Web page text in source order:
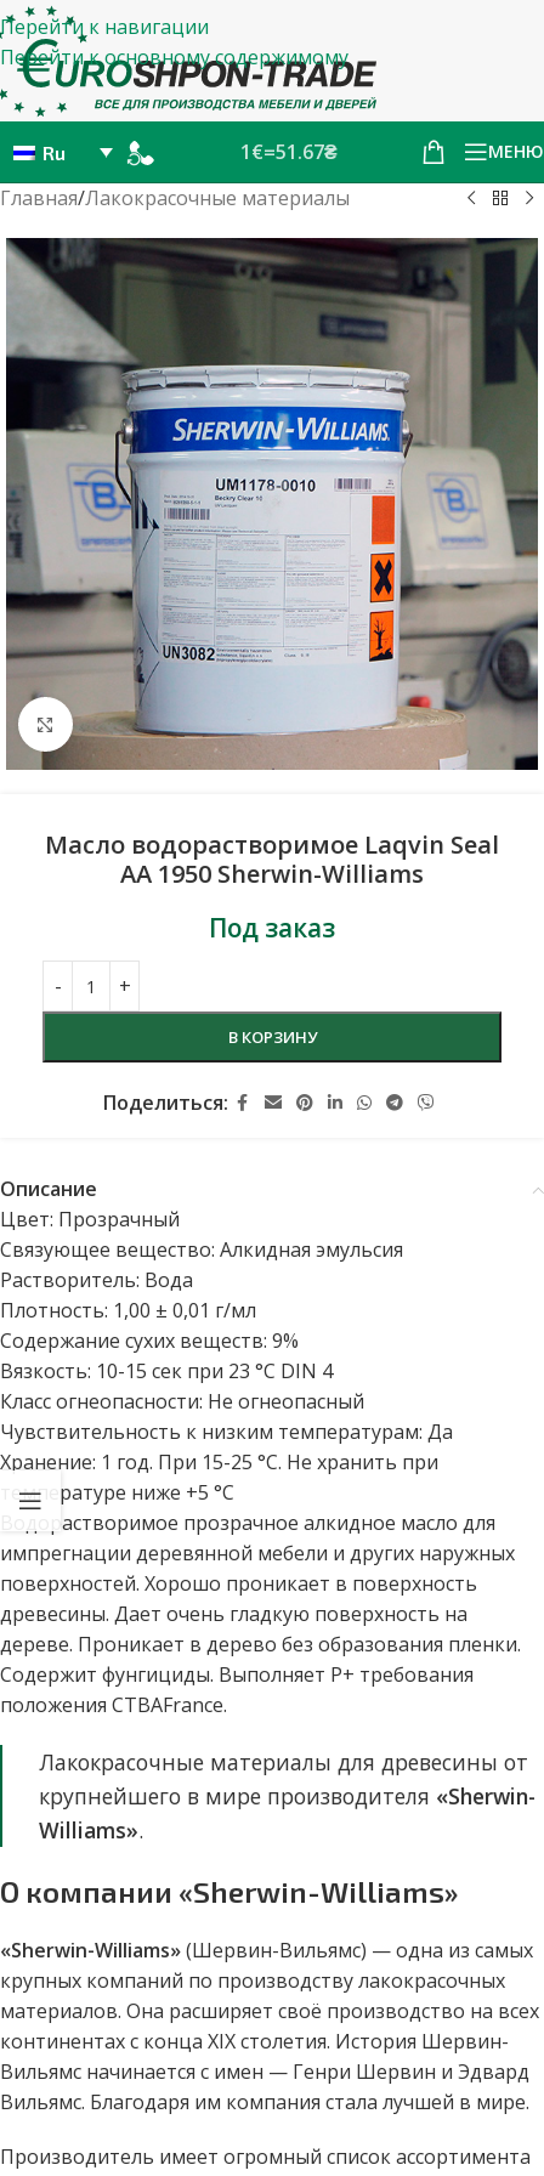
Перейти к навигации
Перейти к основному содержимому
Ru 1€=51.67₴ МЕНЮ
Главная/Лакокрасочные материалы
Нажмите, чтобы увеличить
Масло водорастворимое Laqvin Seal
АА 1950 Sherwin-Williams
Под заказ
В КОРЗИНУ
Поделиться:
Описание
Цвет: Прозрачный
Связующее вещество: Алкидная эмульсия
Растворитель: Вода
Плотность: 1,00 ± 0,01 г/мл
Содержание сухих веществ: 9%
Вязкость: 10-15 сек при 23 °C DIN 4
Класс огнеопасности: Не огнеопасный
Чувствительность к низким температурам: Да
Хранение: 1 год. При 15-25 °C. Не хранить при
температуре ниже +5 °C
Водорастворимое прозрачное алкидное масло для
импрегнации деревянной мебели и других наружных
поверхностей. Хорошо проникает в поверхность
древесины. Дает очень гладкую поверхность на
дереве. Проникает в дерево без образования пленки.
Содержит фунгициды. Выполняет Р+ требования
положения СТВАFrance.
Лакокрасочные материалы для древесины от
крупнейшего в мире производителя «Sherwin-
Williams».
О компании «Sherwin-Williams»
«Sherwin-Williams»(Шервин-Вильямс) — одна из самых
крупных компаний по производству лакокрасочных
материалов. Она расширяет своё производство на всех
континентах с конца ХІХ столетия. История Шервин-
Вильямс начинается с имен — Генри Шервин и Эдвард
Вильямс. Благодаря им компания стала лучшей в мире.
Производитель имеет огромный список ассортимента